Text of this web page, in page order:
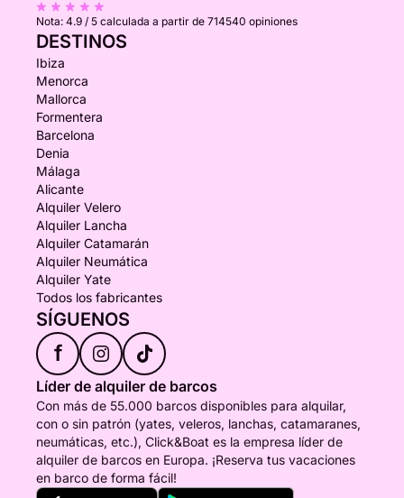
Nota: 4.9 / 5 calculada a partir de 714540 opiniones
DESTINOS
Ibiza
Menorca
Mallorca
Formentera
Barcelona
Denia
Málaga
Alicante
Alquiler Velero
Alquiler Lancha
Alquiler Catamarán
Alquiler Neumática
Alquiler Yate
Todos los fabricantes
SÍGUENOS
f
Líder de alquiler de barcos
Con más de 55.000 barcos disponibles para alquilar,
con o sin patrón (yates, veleros, lanchas, catamaranes,
neumáticas, etc.), Click&Boat es la empresa líder de
alquiler de barcos en Europa. ¡Reserva tus vacaciones
en barco de forma fácil!